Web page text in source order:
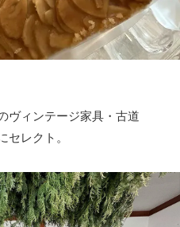
ヴィンテージ家具・古道
セレクト。